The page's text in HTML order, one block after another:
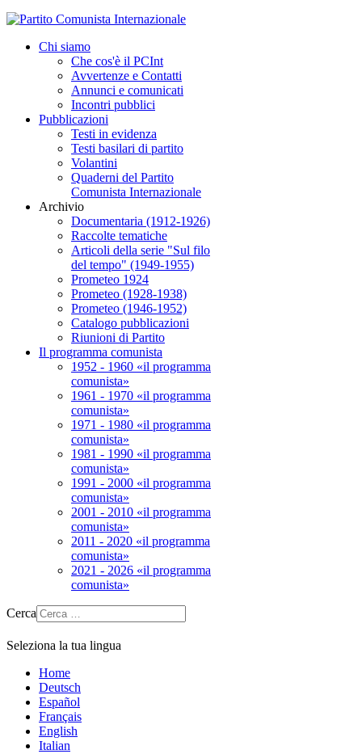
Chi siamo
Che cos'è il PCInt
Avvertenze e Contatti
Annunci e comunicati
Incontri pubblici
Pubblicazioni
Testi in evidenza
Testi basilari di partito
Volantini
Quaderni del Partito
Comunista Internazionale
Archivio
Documentaria (1912-1926)
Raccolte tematiche
Articoli della serie "Sul filo
del tempo" (1949-1955)
Prometeo 1924
Prometeo (1928-1938)
Prometeo (1946-1952)
Catalogo pubblicazioni
Riunioni di Partito
Il programma comunista
1952 - 1960 «il programma
comunista»
1961 - 1970 «il programma
comunista»
1971 - 1980 «il programma
comunista»
1981 - 1990 «il programma
comunista»
1991 - 2000 «il programma
comunista»
2001 - 2010 «il programma
comunista»
2011 - 2020 «il programma
comunista»
2021 - 2026 «il programma
comunista»
Cerca
Seleziona la tua lingua
Home
Deutsch
Español
Français
English
Italian